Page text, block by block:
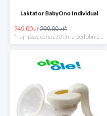
Laktator BabyOno Individual
249.00 zł299.00 zł*
*najniższa cena z 30 dni przed obniżką